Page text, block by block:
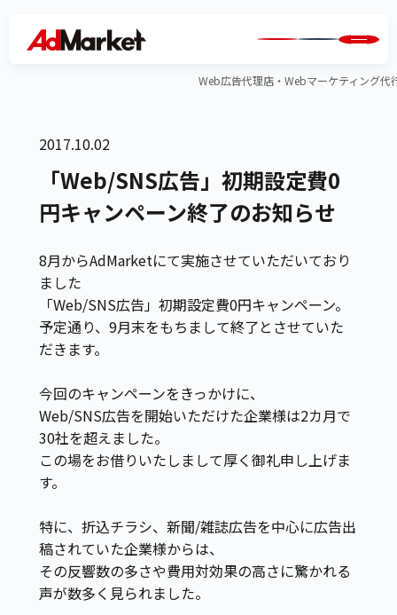
Web広告代理店・Webマーケティング代
2017.10.02
「Web/SNS広告」初期設定費0
円キャンペーン終了のお知らせ
8月からAdMarketにて実施させていただいており
ました
「Web/SNS広告」初期設定費0円キャンペーン。
予定通り、9月末をもちまして終了とさせていた
だきます。
今回のキャンペーンをきっかけに、
Web/SNS広告を開始いただけた企業様は2カ月で
30社を超えました。
この場をお借りいたしまして厚く御礼申し上げま
す。
特に、折込チラシ、新聞/雑誌広告を中心に広告出
稿されていた企業様からは、
その反響数の多さや費用対効果の高さに驚かれる
声が数多く見られました。